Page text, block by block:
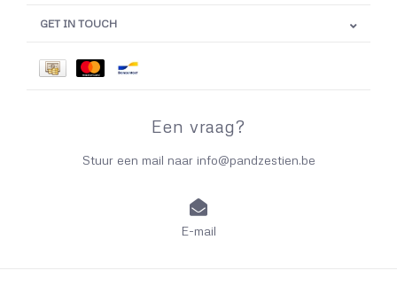
GET IN TOUCH
Een vraag?
Stuur een mail naar info@pandzestien.be
E-mail